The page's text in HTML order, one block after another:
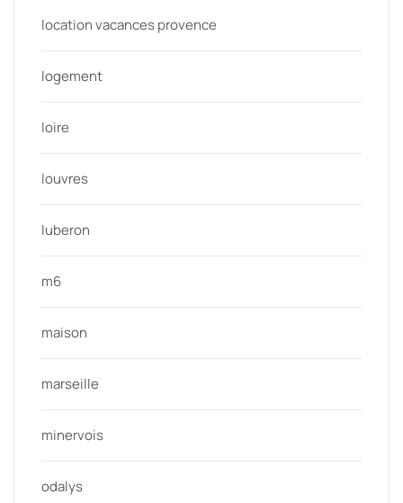
location vacances provence
logement
loire
louvres
luberon
m6
maison
marseille
minervois
odalys